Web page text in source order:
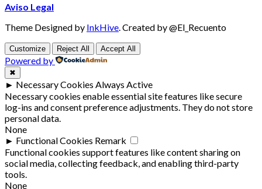
Aviso Legal
Theme Designed by InkHive Created by @El_Recuento
Customize Reject All Accept All
Powered by
✖
► Necessary Cookies Always Active
Necessary cookies enable essential site features like secure
log-ins and consent preference adjustments. They do not store
personal data.
None
► Functional Cookies Remark
Functional cookies support features like content sharing on
social media, collecting feedback, and enabling third-party
tools.
None